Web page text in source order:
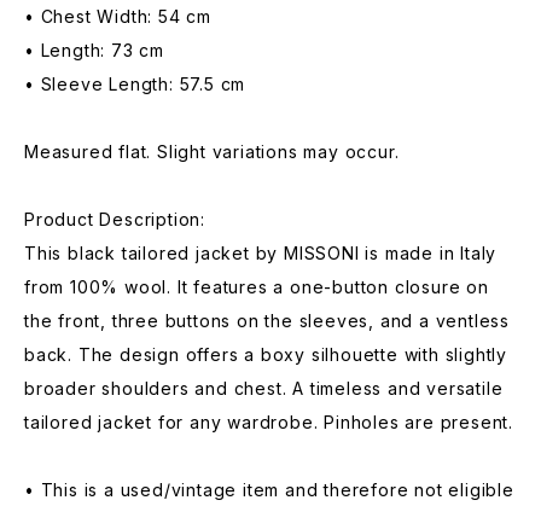
• Chest Width: 54 cm
• Length: 73 cm
• Sleeve Length: 57.5 cm
Measured flat. Slight variations may occur.
Product Description:
This black tailored jacket by MISSONI is made in Italy
from 100% wool. It features a one-button closure on
the front, three buttons on the sleeves, and a ventless
back. The design offers a boxy silhouette with slightly
broader shoulders and chest. A timeless and versatile
tailored jacket for any wardrobe. Pinholes are present.
• This is a used/vintage item and therefore not eligible